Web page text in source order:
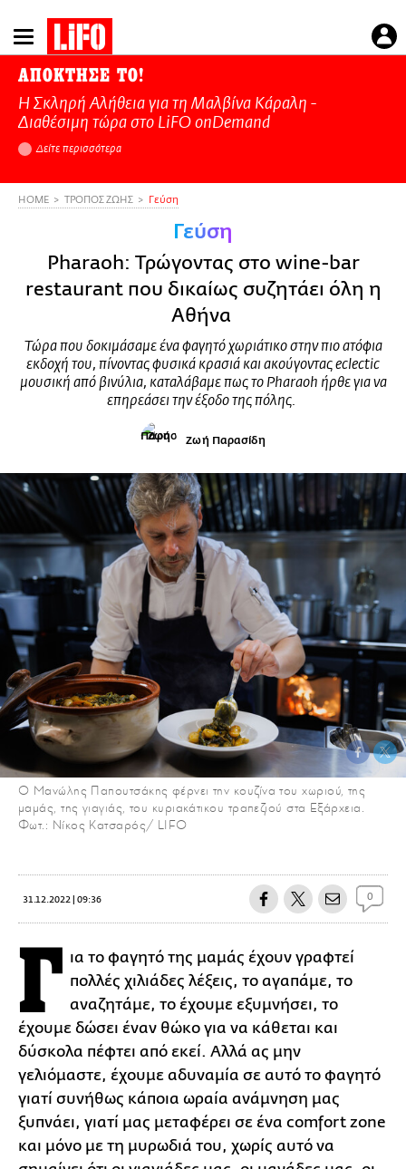
Παράκαμψη
προς
κυρίως
περιεχόμενο
ΑΠΟΚΤΗΣΕ ΤΟ!
Η Σκληρή Αλήθεια για τη Μαλβίνα Κάραλη -
Διαθέσιμη τώρα στo LiFO onDemand
Δείτε περισσότερα
HOME ΤΡΟΠΟΣ ΖΩΗΣ Γεύση
Γεύση
Pharaoh: Τρώγοντας στο wine-bar
restaurant που δικαίως συζητάει όλη η
Αθήνα
Τώρα που δοκιμάσαμε ένα φαγητό χωριάτικο στην πιο ατόφια
εκδοχή του, πίνοντας φυσικά κρασιά και ακούγοντας eclectic
μουσική από βινύλια, καταλάβαμε πως το Pharaoh ήρθε για να
επηρεάσει την έξοδο της πόλης.
Ζωή Παρασίδη
Ο Μανώλης Παπουτσάκης φέρνει την κουζίνα του χωριού, της
μαμάς, της γιαγιάς, του κυριακάτικου τραπεζιού στα Εξάρχεια.
Φωτ.: Νίκος Κατσαρός/ LIFO
31.12.2022 | 09:36 0
Γ ια το φαγητό της μαμάς έχουν γραφτεί
πολλές χιλιάδες λέξεις, το αγαπάμε, το
αναζητάμε, το έχουμε εξυμνήσει, το
έχουμε δώσει έναν θώκο για να κάθεται και
δύσκολα πέφτει από εκεί. Αλλά ας μην
γελιόμαστε, έχουμε αδυναμία σε αυτό το φαγητό
γιατί συνήθως κάποια ωραία ανάμνηση μας
ξυπνάει, γιατί μας μεταφέρει σε ένα comfort zone
και μόνο με τη μυρωδιά του, χωρίς αυτό να